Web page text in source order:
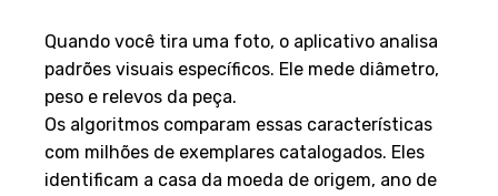
Quando você tira uma foto, o aplicativo analisa
padrões visuais específicos. Ele mede diâmetro,
peso e relevos da peça.
Os algoritmos comparam essas características
com milhões de exemplares catalogados. Eles
identificam a casa da moeda de origem, ano de